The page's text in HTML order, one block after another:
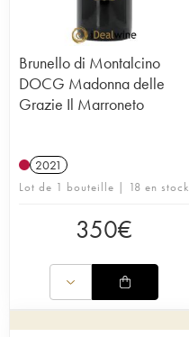
Brunello di Montalcino
DOCG Madonna delle
Grazie Il Marroneto
2021
Lot de 1 bouteille | 18 en stock
350€